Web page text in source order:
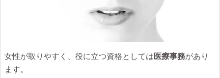
女性が取りやすく、役に立つ資格としては医療事務があり
ます。